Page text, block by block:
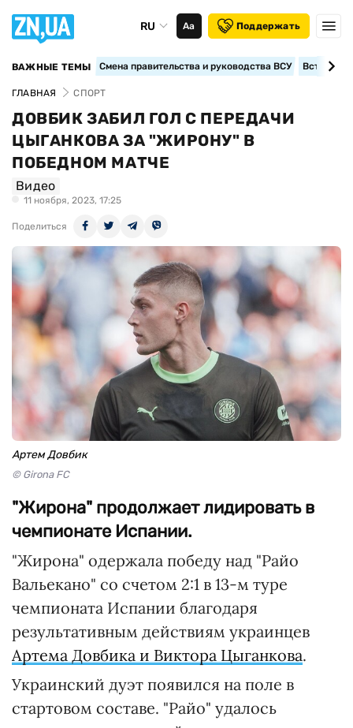
RU Аа Поддержать
ВАЖНЫЕ ТЕМЫ Смена правительства и руководства ВСУ
ГЛАВНАЯ СПОРТ
ДОВБИК ЗАБИЛ ГОЛ С ПЕРЕДАЧИ
ЦЫГАНКОВА ЗА "ЖИРОНУ" В
ПОБЕДНОМ МАТЧЕ
Видео
11 ноября, 2023, 17:25
Поделиться
Артем Довбик
© Girona FC
"Жирона" продолжает лидировать в
чемпионате Испании.
"Жирона" одержала победу над "Райо
Вальекано" со счетом 2:1 в 13-м туре
чемпионата Испании благодаря
результативным действиям украинцев
Артема Довбика и Виктора Цыганкова.
Украинский дуэт появился на поле в
стартовом составе. "Райо" удалось